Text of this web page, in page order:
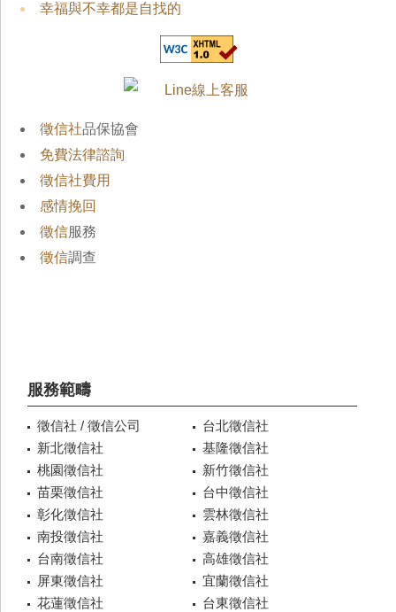
幸福與不幸都是自找的
徵信社品保協會
免費法律諮詢
徵信社費用
感情挽回
徵信服務
徵信調查
服務範疇
徵信社 / 徵信公司
台北徵信社
新北徵信社
基隆徵信社
桃園徵信社
新竹徵信社
苗栗徵信社
台中徵信社
彰化徵信社
雲林徵信社
南投徵信社
嘉義徵信社
台南徵信社
高雄徵信社
屏東徵信社
宜蘭徵信社
花蓮徵信社
台東徵信社